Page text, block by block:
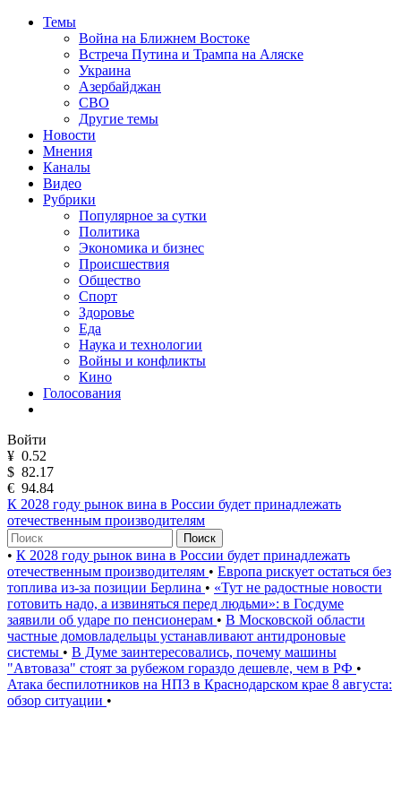
Темы
Война на Ближнем Востоке
Встреча Путина и Трампа на Аляске
Украина
Азербайджан
СВО
Другие темы
Новости
Мнения
Каналы
Видео
Рубрики
Популярное за сутки
Политика
Экономика и бизнес
Происшествия
Общество
Спорт
Здоровье
Еда
Наука и технологии
Войны и конфликты
Кино
Голосования
Войти
¥ 0.52
$ 82.17
€ 94.84
К 2028 году рынок вина в России будет принадлежать
отечественным производителям
Поиск
• К 2028 году рынок вина в России будет принадлежать
отечественным производителям • Европа рискует остаться без
топлива из-за позиции Берлина • «Тут не радостные новости
готовить надо, а извиняться перед людьми»: в Госдуме
заявили об ударе по пенсионерам • В Московской области
частные домовладельцы устанавливают антидроновые
системы • В Думе заинтересовались, почему машины
"Автоваза" стоят за рубежом гораздо дешевле, чем в РФ •
Атака беспилотников на НПЗ в Краснодарском крае 8 августа:
обзор ситуации •